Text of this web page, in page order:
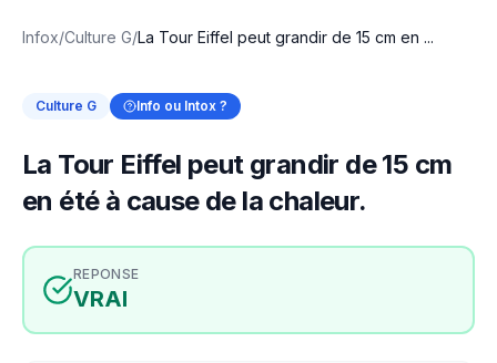
Infox/Culture G/La Tour Eiffel peut grandir de 15 cm en ...
Culture G Info ou Intox ?
La Tour Eiffel peut grandir de 15 cm
en été à cause de la chaleur.
REPONSE
VRAI